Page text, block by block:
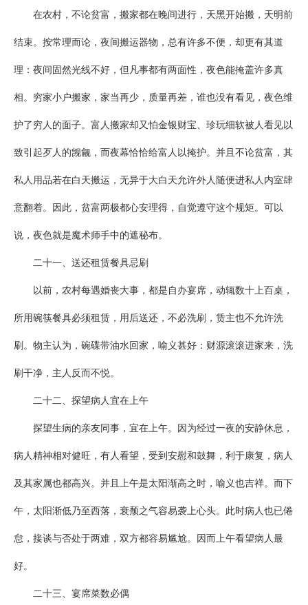
在农村，不论贫富，搬家都在晚间进行，天黑开始搬，天明前
结束。按常理而论，夜间搬运器物，总有许多不便，却更有其道
理：夜间固然光线不好，但凡事都有两面性，夜色能掩盖许多真
相。穷家小户搬家，家当再少，质量再差，谁也没有看见，夜色维
护了穷人的面子。富人搬家却又怕金银财宝、珍玩细软被人看见以
致引起歹人的觊觎，而夜幕恰恰给富人以掩护。并且不论贫富，其
私人用品若在白天搬运，无异于大白天允许外人随便进私人内室肆
意翻着。因此，贫富两极都心安理得，自觉遵守这个规矩。可以
说，夜色就是魔术师手中的遮秘布。
二十一、送还租赁餐具忌刷
以前，农村每遇婚丧大事，都是自办宴席，动辄数十上百桌，
所用碗筷餐具必须租赁，用后送还，不必洗刷，赁主也不允许洗
刷。物主认为，碗碟带油水回家，喻义甚好：财源滚滚进家来，洗
刷干净，主人反而不悦。
二十二、探望病人宜在上午
探望生病的亲友同事，宜在上午。因为经过一夜的安静休息，
病人精神相对健旺，有人看望，受到安慰和鼓舞，利于康复，病人
及其家属也都高兴。并且上午是太阳渐高之时，喻义也吉祥。而下
午，太阳渐低乃至西落，衰颓之气容易袭上心头。此时病人也已倦
怠，接谈与否处于两难，双方都容易尴尬。因而上午看望病人最
好。
二十三、宴席菜数必偶